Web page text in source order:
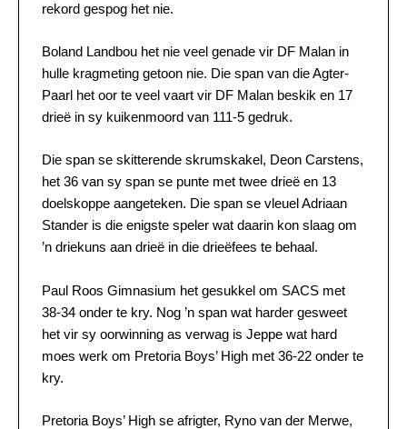
rekord gespog het nie.
Boland Landbou het nie veel genade vir DF Malan in
hulle kragmeting getoon nie. Die span van die Agter-
Paarl het oor te veel vaart vir DF Malan beskik en 17
drieë in sy kuikenmoord van 111-5 gedruk.
Die span se skitterende skrumskakel, Deon Carstens,
het 36 van sy span se punte met twee drieë en 13
doelskoppe aangeteken. Die span se vleuel Adriaan
Stander is die enigste speler wat daarin kon slaag om
’n driekuns aan drieë in die drieëfees te behaal.
Paul Roos Gimnasium het gesukkel om SACS met
38-34 onder te kry. Nog ’n span wat harder gesweet
het vir sy oorwinning as verwag is Jeppe wat hard
moes werk om Pretoria Boys’ High met 36-22 onder te
kry.
Pretoria Boys’ High se afrigter, Ryno van der Merwe,